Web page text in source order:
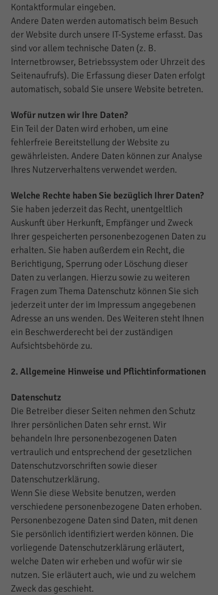
Kontaktformular eingeben.
Andere Daten werden automatisch beim Besuch
der Website durch unsere IT-Systeme erfasst. Das
sind vor allem technische Daten (z. B.
Internetbrowser, Betriebssystem oder Uhrzeit des
Seitenaufrufs). Die Erfassung dieser Daten erfolgt
automatisch, sobald Sie unsere Website betreten.
Wofür nutzen wir Ihre Daten?
Ein Teil der Daten wird erhoben, um eine
fehlerfreie Bereitstellung der Website zu
gewährleisten. Andere Daten können zur Analyse
Ihres Nutzerverhaltens verwendet werden.
Welche Rechte haben Sie bezüglich Ihrer Daten?
Sie haben jederzeit das Recht, unentgeltlich
Auskunft über Herkunft, Empfänger und Zweck
Ihrer gespeicherten personenbezogenen Daten zu
erhalten. Sie haben außerdem ein Recht, die
Berichtigung, Sperrung oder Löschung dieser
Daten zu verlangen. Hierzu sowie zu weiteren
Fragen zum Thema Datenschutz können Sie sich
jederzeit unter der im Impressum angegebenen
Adresse an uns wenden. Des Weiteren steht Ihnen
ein Beschwerderecht bei der zuständigen
Aufsichtsbehörde zu.
2. Allgemeine Hinweise und Pflichtinformationen
Datenschutz
Die Betreiber dieser Seiten nehmen den Schutz
Ihrer persönlichen Daten sehr ernst. Wir
behandeln Ihre personenbezogenen Daten
vertraulich und entsprechend der gesetzlichen
Datenschutzvorschriften sowie dieser
Datenschutzerklärung.
Wenn Sie diese Website benutzen, werden
verschiedene personenbezogene Daten erhoben.
Personenbezogene Daten sind Daten, mit denen
Sie persönlich identifiziert werden können. Die
vorliegende Datenschutzerklärung erläutert,
welche Daten wir erheben und wofür wir sie
nutzen. Sie erläutert auch, wie und zu welchem
Zweck das geschieht.